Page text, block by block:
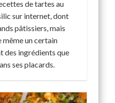
de tartes au
sur internet, dont
pâtissiers, mais
un certain
des ingrédients que
ses placards.